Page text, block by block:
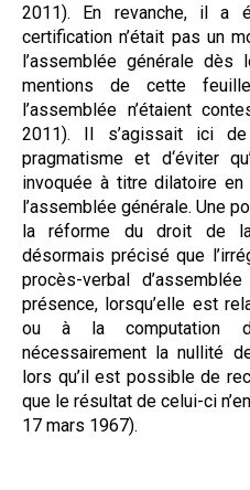
2011). En revanche, il a
certification n’était pas un
l’assemblée générale dès
mentions de cette
l’assemblée n’étaient
2011). Il s’agissait ici
pragmatisme et d‘éviter
invoquée à titre dilatoire en
l’assemblée générale. Une
la réforme du droit de
désormais précisé que
procès-verbal
présence, lorsqu’elle est
ou à la computation
nécessairement la nullité
lors qu’il est possible de
que le résultat de celui-ci
17 mars 1967).